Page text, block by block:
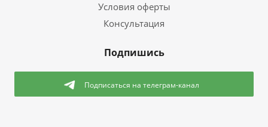
Условия оферты
Консультация
Подпишись
Подписаться на телеграм-канал